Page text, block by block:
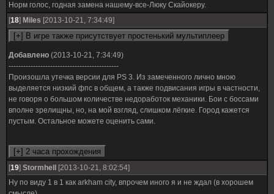
Норм голос, годная замена нашему-все-Люку Скайокеру.
[18] Miles [2013-10-21, 7:34:49]
Добавлено (2013-10-21, 7:34:49)
---------------------------------------------
Произошла утечка версии для PS 3. Из замеченного лично мною
выделяется низкий фпс в общем, а также подвисания игры в частности,
не говоря о большом количестве недоработок механики. Бои с боссами
вполне зрелищны, но, на мой взгляд, слишком лёгкие. Город кажется
пустым. Остальное можете оценить сами.
[19] Stormhell
[2013-10-21, 8:02:54]
Ну по виду 1 в 1 как arkham city, впрочем иного я и не ждал (в хорошем